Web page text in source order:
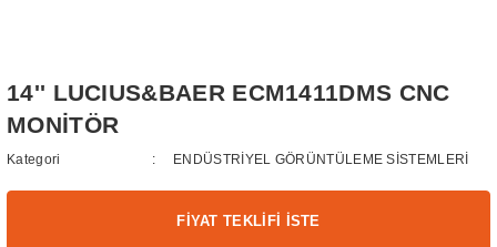
14'' LUCIUS&BAER ECM1411DMS CNC
MONİTÖR
Kategori ENDÜSTRİYEL GÖRÜNTÜLEME SİSTEMLERİ
FİYAT TEKLİFİ İSTE